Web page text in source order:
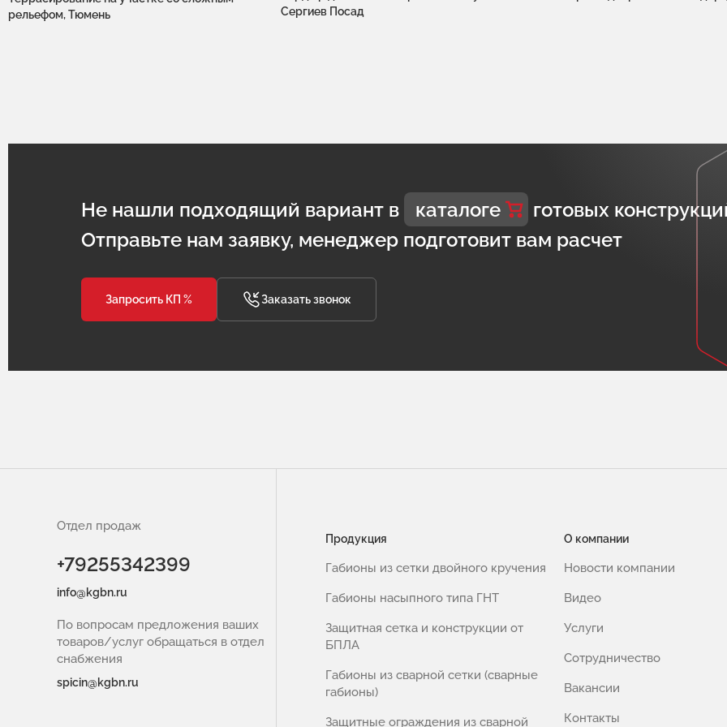
рельефом, Тюмень
Сергиев Посад
Не нашли подходящий вариант в каталоге
готовых
Отправьте нам заявку, менеджер подготовит вам расчет
Запросить КП % Заказать звонок
Отдел продаж
+79255342399
info@kgbn.ru
По вопросам предложения ваших
товаров/услуг обращаться в отдел
снабжения
spicin@kgbn.ru
Продукция
Габионы из сетки двойного кручения
Габионы насыпного типа ГНТ
Защитная сетка и конструкции от
БПЛА
Габионы из сварной сетки (сварные
габионы)
Защитные ограждения из сварной
О компании
Новости компании
Видео
Услуги
Сотрудничество
Вакансии
Контакты